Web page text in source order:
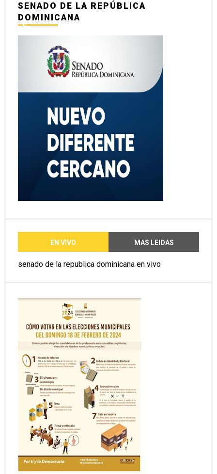
SENADO DE LA REPÚBLICA
DOMINICANA
EN VIVO MAS LEIDAS
senado de la republica dominicana en vivo